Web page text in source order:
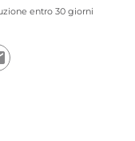
entro 30 giorni